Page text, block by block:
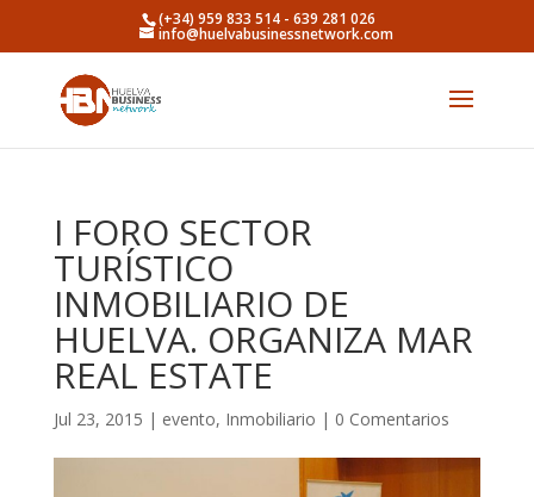
(+34) 959 833 514 - 639 281 026
info@huelvabusinessnetwork.com
I FORO SECTOR
TURÍSTICO
INMOBILIARIO DE
HUELVA. ORGANIZA MAR
REAL ESTATE
Jul 23, 2015 | evento, Inmobiliario | 0 Comentarios